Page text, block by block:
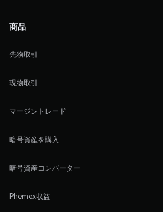
商品
先物取引
現物取引
マージントレード
暗号資産を購入
暗号資産コンバーター
Phemex収益